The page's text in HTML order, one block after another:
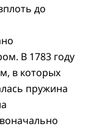
до
В 1783 году
в которых
пружина